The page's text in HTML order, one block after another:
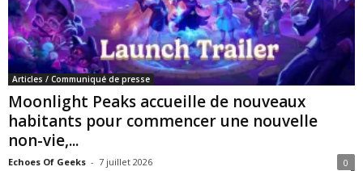
Articles / Communiqué de presse
Moonlight Peaks accueille de nouveaux
habitants pour commencer une nouvelle
non-vie,...
Echoes Of Geeks - 7 juillet 2026 0